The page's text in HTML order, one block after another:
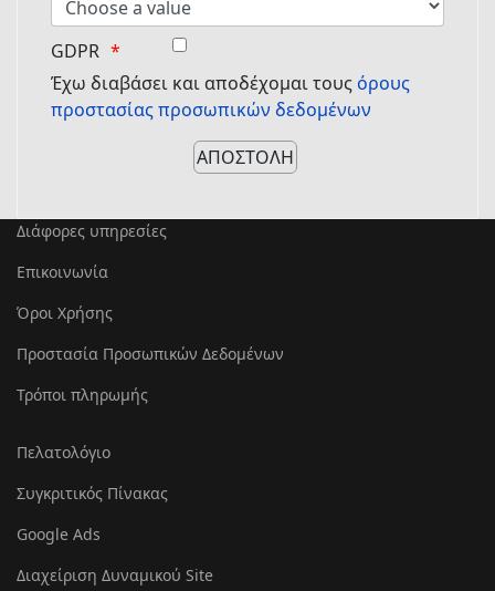
GDPR
Έχω διαβάσει και αποδέχομαι τουςόρους
προστασίας προσωπικών δεδομένων
Διάφορες υπηρεσίες
Επικοινωνία
Όροι Χρήσης
Προστασία Προσωπικών Δεδομένων
Τρόποι πληρωμής
Πελατολόγιο
Συγκριτικός Πίνακας
Google Ads
Διαχείριση Δυναμικού Site